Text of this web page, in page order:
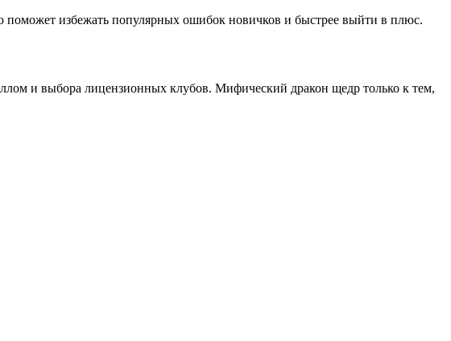
поможет избежать популярных ошибок новичков и быстрее выйти в плюс.
и выбора лицензионных клубов. Мифический дракон щедр только к тем,